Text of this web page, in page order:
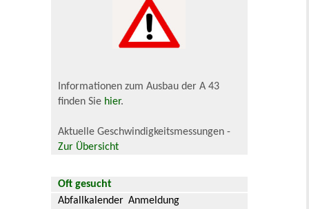
Informationen zum Ausbau der A 43
finden Sie hier.
Aktuelle Geschwindigkeitsmessungen -
Zur Übersicht
Oft gesucht
Abfallkalender Anmeldung